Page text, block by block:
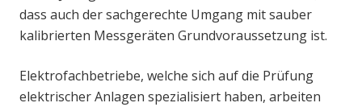
dass auch der sachgerechte Umgang mit sauber
kalibrierten Messgeräten Grundvoraussetzung ist.
Elektrofachbetriebe, welche sich auf die Prüfung
elektrischer Anlagen spezialisiert haben, arbeiten